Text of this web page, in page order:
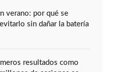
verano: por qué se
sin dañar la batería
resultados como